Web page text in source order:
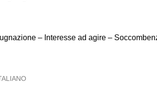
– Interesse ad agire –